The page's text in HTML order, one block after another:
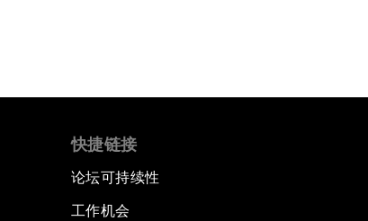
快捷链接
论坛可持续性
工作机会